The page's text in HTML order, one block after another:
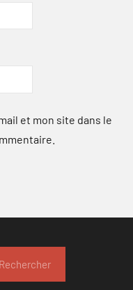
et mon site dans le
Rechercher